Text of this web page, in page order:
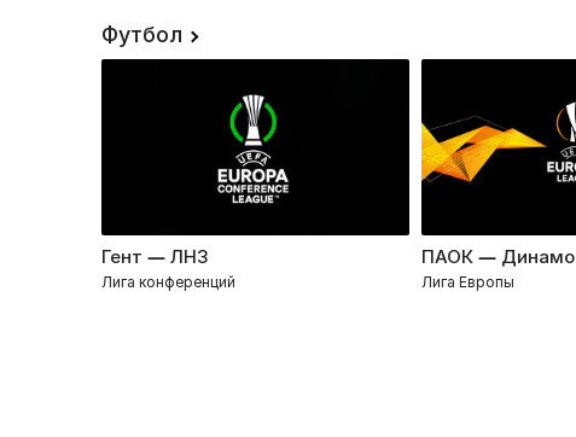
Футбол
Гент — ЛНЗ
Лига конференций
ПАОК — Динамо
Лига Европы